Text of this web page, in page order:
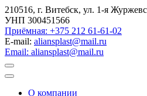
210516, г. Витебск, ул. 1-я
УНП 300451566
Приёмная: +375 212 61-61-02
E-mail: aliansplast@mail.ru
Email: aliansplast@mail.ru
О компании